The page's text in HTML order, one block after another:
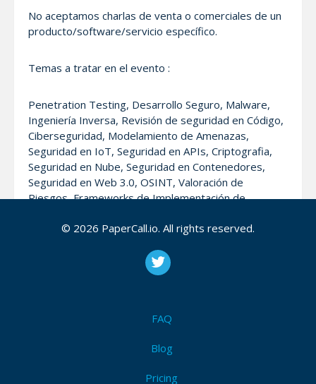
No aceptamos charlas de venta o comerciales de un
producto/software/servicio específico.
Temas a tratar en el evento :
Penetration Testing, Desarrollo Seguro, Malware,
Ingeniería Inversa, Revisión de seguridad en Código,
Ciberseguridad, Modelamiento de Amenazas,
Seguridad en IoT, Seguridad en APIs, Criptografia,
Seguridad en Nube, Seguridad en Contenedores,
Seguridad en Web 3.0, OSINT, Valoración de
Riesgos, Frameworks de Implementación de
de Aplicaciones Móviles, Inteligencia Artifical aplicada
Ciberseguridad y Cultura, Soluciones aplicables de
Seguridad y Privacidad, Privacidad y Gobierno,
© 2026 PaperCall.io. All rights reserved.
FAQ
Blog
Pricing